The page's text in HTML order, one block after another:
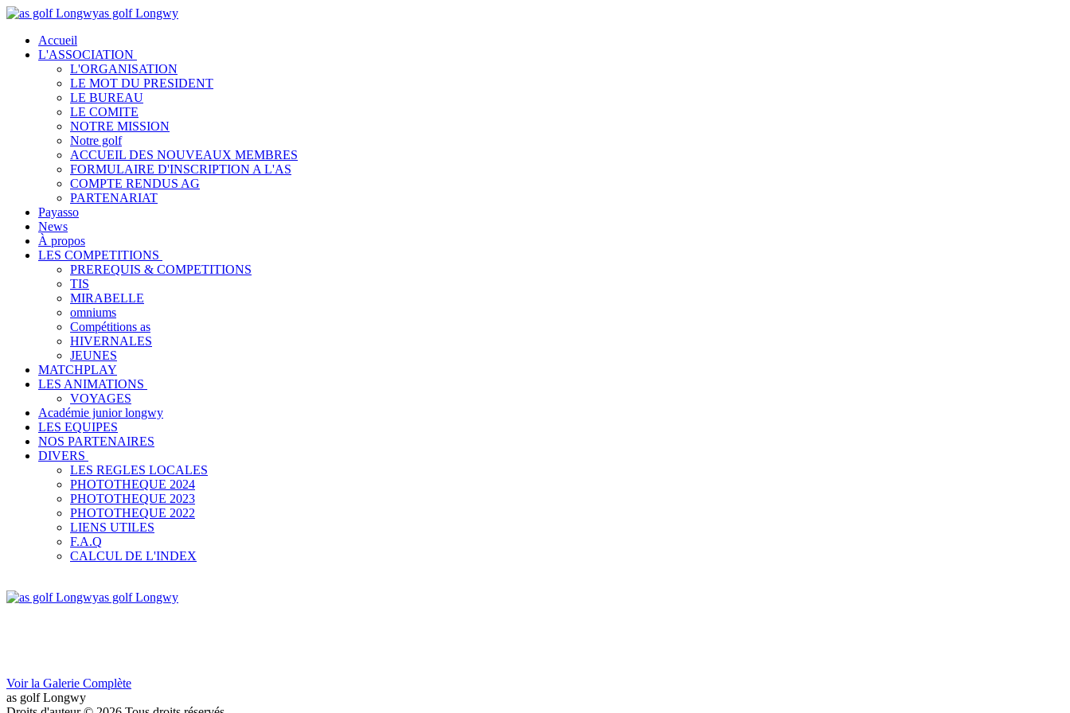
as golf Longwy
Accueil
L'ASSOCIATION
L'ORGANISATION
LE MOT DU PRESIDENT
LE BUREAU
LE COMITE
NOTRE MISSION
Notre golf
ACCUEIL DES NOUVEAUX MEMBRES
FORMULAIRE D'INSCRIPTION A L'AS
COMPTE RENDUS AG
PARTENARIAT
Payasso
News
À propos
LES COMPETITIONS
PREREQUIS & COMPETITIONS
TIS
MIRABELLE
omniums
Compétitions as
HIVERNALES
JEUNES
MATCHPLAY
LES ANIMATIONS
VOYAGES
Académie junior longwy
LES EQUIPES
NOS PARTENAIRES
DIVERS
LES REGLES LOCALES
PHOTOTHEQUE 2024
PHOTOTHEQUE 2023
PHOTOTHEQUE 2022
LIENS UTILES
F.A.Q
CALCUL DE L'INDEX
as golf Longwy
Voir la Galerie Complète
as golf Longwy